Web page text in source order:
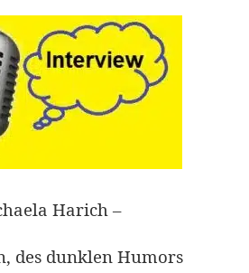
Harich –
des dunklen Humors